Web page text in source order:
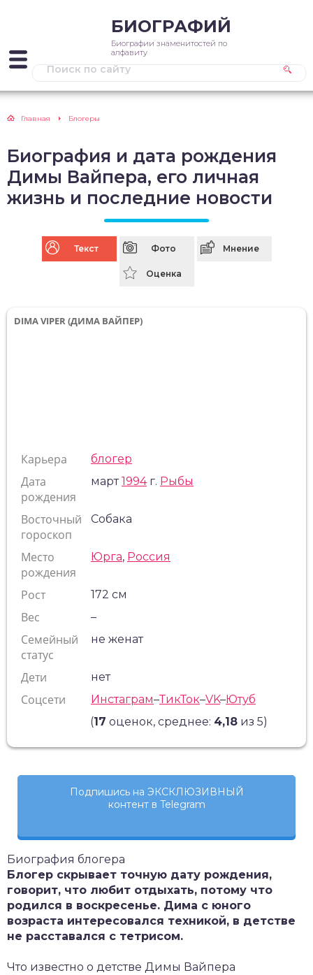
БИОГРАФИЙ
Биографии знаменитостей по
алфавиту
Главная Блогеры
Биография и дата рождения
Димы Вайпера, его личная
жизнь и последние новости
Текст Фото Мнение
Оценка
DIMA VIPER (ДИМА ВАЙПЕР)
Карьера блогер
Дата
рождения
март1994г. Рыбы
Восточный
гороскоп
Собака
Место
рождения
Юрга, Россия
Рост 172 см
Вес –
Семейный
статус
не женат
Дети нет
Соцсети Инстаграм–ТикТок–VK–Ютуб
(17 оценок, среднее: 4,18 из 5)
Подпишись на ЭКСКЛЮЗИВНЫЙ
контент в Telegram
Биография блогера
Блогер скрывает точную дату рождения,
говорит, что любит отдыхать, потому что
родился в воскресенье. Дима с юного
возраста интересовался техникой, в детстве
не расставался с тетрисом.
Что известно о детстве Димы Вайпера